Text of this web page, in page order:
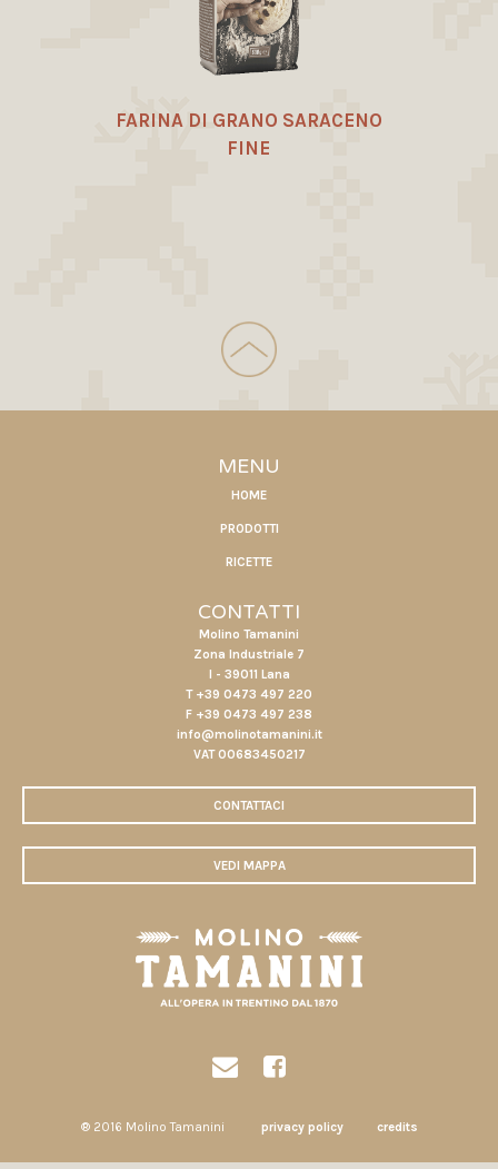
FARINA DI GRANO SARACENO
FINE
MENU
HOME
PRODOTTI
RICETTE
CONTATTI
Molino Tamanini
Zona Industriale 7
I - 39011 Lana
T +39 0473 497 220
F +39 0473 497 238
info@molinotamanini.it
VAT 00683450217
CONTATTACI
VEDI MAPPA
® 2016 Molino Tamanini privacy policy credits